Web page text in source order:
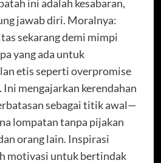
ini adalah kesabaran,
jawab diri. Moralnya:
sekarang demi mimpi
yang ada untuk
etis seperti overpromise
mengajarkan kerendahan
sebagai titik awal—
lompatan tanpa pijakan
orang lain. Inspirasi
motivasi untuk bertindak